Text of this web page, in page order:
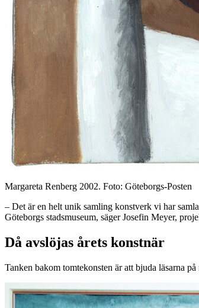
Margareta Renberg 2002. Foto: Göteborgs-Posten
– Det är en helt unik samling konstverk vi har
Göteborgs stadsmuseum, säger Josefin Meyer,
Då avslöjas årets konstnär
Tanken bakom tomtekonsten är att bjuda läsarna